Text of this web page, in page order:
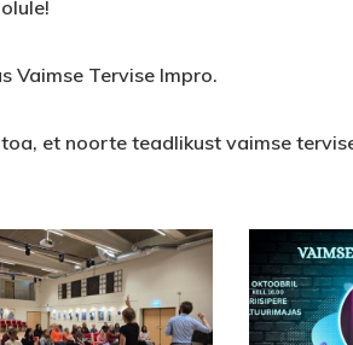
Vaimse Tervise Impro.
et noorte teadlikust vaimse
Orange
And
White